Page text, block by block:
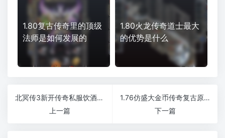
1.80复古传奇里的顶级
法师是如何发展的
1.80火龙传奇道士最大
的优势是什么
北冥传3新开传奇私服饮酒自动恢复
上一篇
1.76仿盛大金币传奇复古原汁原味版本
下一篇